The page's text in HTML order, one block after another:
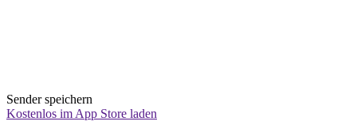
Sender speichern
Kostenlos im App Store laden